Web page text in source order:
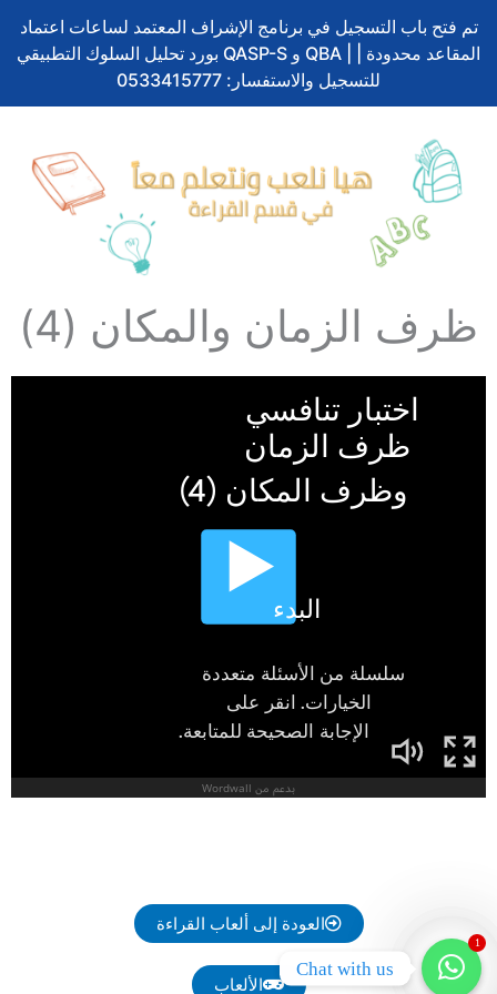
تم فتح باب التسجيل في برنامج الإشراف المعتمد لساعات اعتماد
بورد تحليل السلوك التطبيقي QASP-S و QBA | المقاعد محدودة |
للتسجيل والاستفسار: 0533415777
ظرف الزمان والمكان (4)
العودة إلى ألعاب القراءة
الألعاب
1
Chat with us